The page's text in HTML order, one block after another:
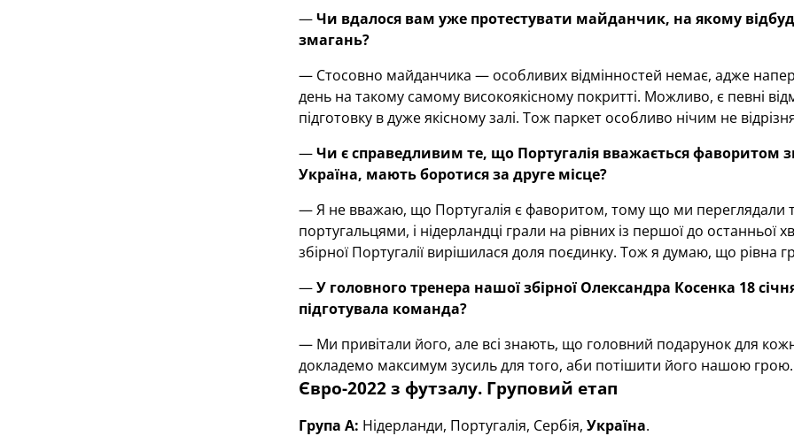
—Чи вдалося вам уже протестувати майданчик, на якому
змагань?
— Стосовно майданчика — особливих відмінностей немає, адже
день на такому самому високоякісному покритті. Можливо, є певні
підготовку в дуже якісному залі. Тож паркет особливо нічим не
—Чи є справедливим те, що Португалія вважається фаворитом
Україна, мають боротися за друге місце?
— Я не вважаю, що Португалія є фаворитом, тому що ми переглядали
португальцями, і нідерландці грали на рівних із першої до
збірної Португалії вирішилася доля поєдинку. Тож я думаю, що рівна
—У головного тренера нашої збірної Олександра Косенка 18
підготувала команда?
— Ми привітали його, але всі знають, що головний подарунок для
докладемо максимум зусиль для того, аби потішити його нашою грою.
Євро-2022 з футзалу. Груповий етап
Група А: Нідерланди, Португалія, Сербія, Україна.